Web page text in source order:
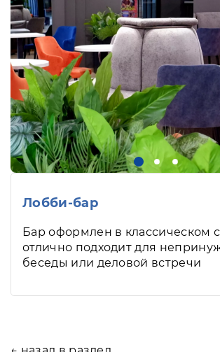
Лобби-бар
Бар оформлен в классическом
отлично подходит для
беседы или деловой встречи